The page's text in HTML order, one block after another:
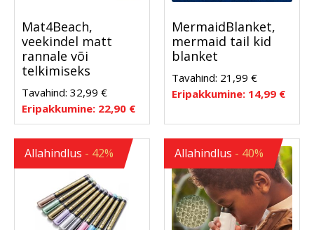
Mat4Beach,
veekindel matt
rannale või
telkimiseks
Tavahind: 32,99 €
Eripakkumine: 22,90 €
MermaidBlanket,
mermaid tail kid
blanket
Tavahind: 21,99 €
Eripakkumine: 14,99 €
Allahindlus - 42% Allahindlus - 40%